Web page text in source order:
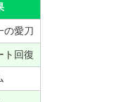
愛刀
ト回復